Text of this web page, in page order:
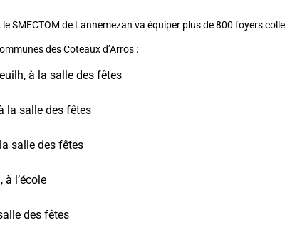
SMECTOM de Lannemezan va équiper plus de 800 foyers
des Coteaux d’Arros :
à la salle des fêtes
la salle des fêtes
salle des fêtes
l’école
des fêtes